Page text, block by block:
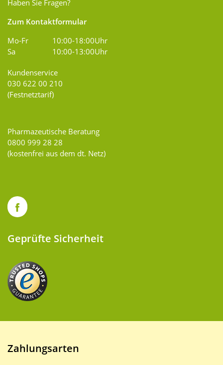
Haben Sie Fragen?
Zum Kontaktformular
Mo-Fr
10:00-18:00Uhr
Sa
10:00-13:00Uhr
Kundenservice
030 622 00 210
(Festnetztarif)
Pharmazeutische Beratung
0800 999 28 28
(kostenfrei aus dem dt. Netz)
Geprüfte Sicherheit
Zahlungsarten